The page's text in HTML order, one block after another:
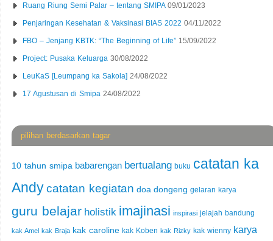
Ruang Riung Semi Palar – tentang SMIPA 09/01/2023
Penjaringan Kesehatan & Vaksinasi BIAS 2022 04/11/2022
FBO – Jenjang KBTK: “The Beginning of Life” 15/09/2022
Project: Pusaka Keluarga 30/08/2022
LeuKaS [Leumpang ka Sakola] 24/08/2022
17 Agustusan di Smipa 24/08/2022
pilihan berdasarkan tagar
10 tahun smipa babarengan bertualang buku catatan ka
Andycatatan kegiatan doa dongeng gelaran karya
guru belajar holistik imajinasi inspirasi jelajah bandung
kak Amel kak Braja kak caroline kak Koben kak Rizky kak wienny karya